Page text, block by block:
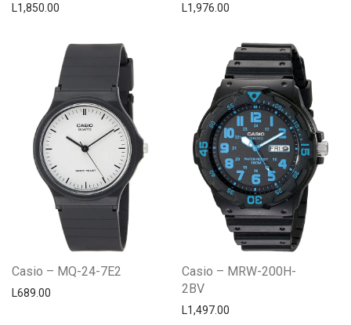
L1,850.00 L1,976.00
Casio – MQ-24-7E2
L689.00
Casio – MRW-200H-
2BV
L1,497.00